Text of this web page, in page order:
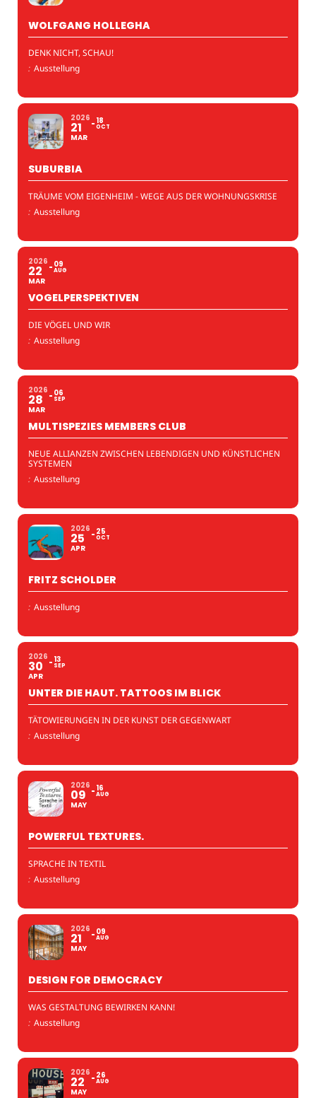
WOLFGANG HOLLEGHA
DENK NICHT, SCHAU!
: Ausstellung
2026
21
MAR
18
OCT
SUBURBIA
TRÄUME VOM EIGENHEIM - WEGE AUS DER WOHNUNGSKRISE
: Ausstellung
2026
22
MAR
09
AUG
VOGELPERSPEKTIVEN
DIE VÖGEL UND WIR
: Ausstellung
2026
28
MAR
06
SEP
MULTISPEZIES MEMBERS CLUB
NEUE ALLIANZEN ZWISCHEN LEBENDIGEN UND KÜNSTLICHEN
SYSTEMEN
: Ausstellung
2026
25
APR
25
OCT
FRITZ SCHOLDER
: Ausstellung
2026
30
APR
13
SEP
UNTER DIE HAUT. TATTOOS IM BLICK
TÄTOWIERUNGEN IN DER KUNST DER GEGENWART
: Ausstellung
2026
09
MAY
16
AUG
POWERFUL TEXTURES.
SPRACHE IN TEXTIL
: Ausstellung
2026
21
MAY
09
AUG
DESIGN FOR DEMOCRACY
WAS GESTALTUNG BEWIRKEN KANN!
: Ausstellung
2026
22
MAY
26
AUG